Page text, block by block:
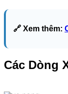
🔗 Xem thêm:
Các Dòng